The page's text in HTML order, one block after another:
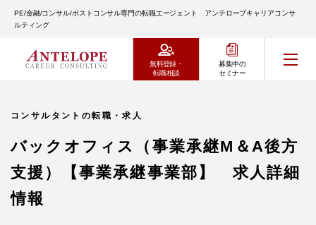
PE/金融/コンサル/ポストコンサル専門の転職エージェント アンテロープキャリアコンサ
ルティング
無料登録・
転職相談
募集中の
セミナー
コンサルタントの転職・求人
バックオフィス（事業承継M＆A後方
支援）【事業承継事業部】 求人詳細
情報